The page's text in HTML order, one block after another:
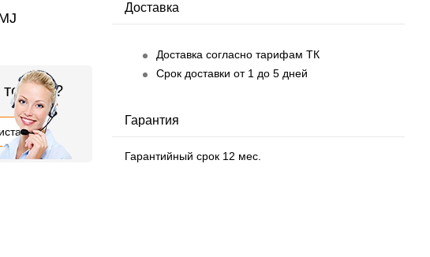
Доставка
Доставка согласно тарифам ТК
Срок доставки от 1 до 5 дней
Гарантия
Гарантийный срок 12 мес.